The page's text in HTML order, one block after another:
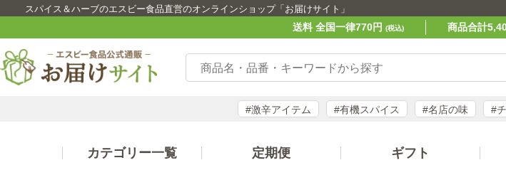
スパイス＆ハーブのエスビー食品直営のオンラインショップ「お届けサイト」
送料 全国一律770円 (税込) 商品合計
#激辛アイテム #有機スパイス #名店の味 #
カテゴリー一覧 定期便 ギフト